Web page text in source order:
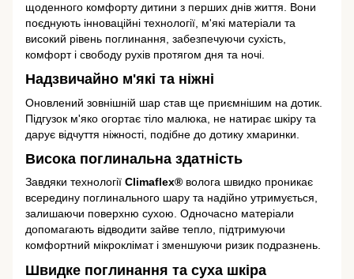
щоденного комфорту дитини з перших днів життя. Вони
поєднують інноваційні технології, м'які матеріали та
високий рівень поглинання, забезпечуючи сухість,
комфорт і свободу рухів протягом дня та ночі.
Надзвичайно м'які та ніжні
Оновлений зовнішній шар став ще приємнішим на дотик.
Підгузок м'яко огортає тіло малюка, не натирає шкіру та
дарує відчуття ніжності, подібне до дотику хмаринки.
Висока поглинальна здатність
Завдяки технології Climaflex® волога швидко проникає
всередину поглинального шару та надійно утримується,
залишаючи поверхню сухою. Одночасно матеріали
допомагають відводити зайве тепло, підтримуючи
комфортний мікроклімат і зменшуючи ризик подразнень.
Швидке поглинання та суха шкіра